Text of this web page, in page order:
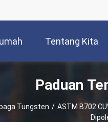
Tentang Kita
Paduan
Tungsten / ASTM B702